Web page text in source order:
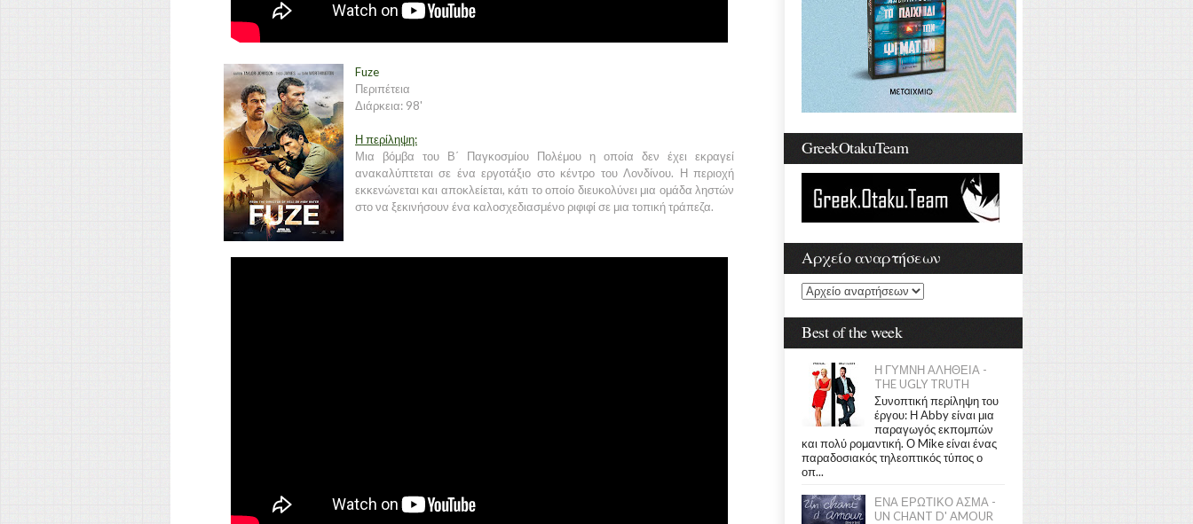
Fuze
Περιπέτεια
Διάρκεια: 98'
Η περίληψη:
Μια βόμβα του Β΄ Παγκοσμίου Πολέμου η οποία δεν έχει εκραγεί
ανακαλύπτεται σε ένα εργοτάξιο στο κέντρο του Λονδίνου. Η περιοχή
εκκενώνεται και αποκλείεται, κάτι το οποίο διευκολύνει μια ομάδα ληστών
στο να ξεκινήσουν ένα καλοσχεδιασμένο ριφιφί σε μια τοπική τράπεζα.
GreekOtakuTeam
Αρχείο αναρτήσεων
Best of the week
Η ΓΥΜΝΗ ΑΛΗΘΕΙΑ -
THE UGLY TRUTH
Συνοπτική περίληψη του
έργου: Η Abby είναι μια
παραγωγός εκπομπών
και πολύ ρομαντική. Ο Mike είναι ένας
παραδοσιακός τηλεοπτικός τύπος ο
οπ...
ΕΝΑ ΕΡΩΤΙΚΟ ΑΣΜΑ -
UN CHANT D' AMOUR